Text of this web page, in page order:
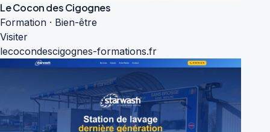
Le Cocon des Cigognes
Formation · Bien-être
Visiter
lecocondescigognes-formations.fr